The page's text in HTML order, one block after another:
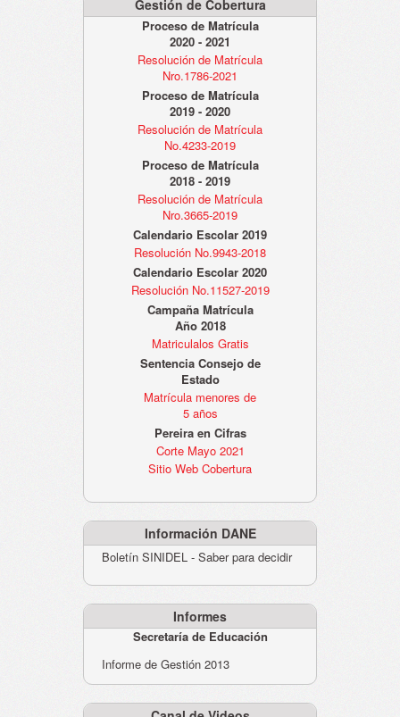
Gestión de Cobertura
Proceso de Matrícula
2020 - 2021
Resolución de Matrícula
Nro.1786-2021
Proceso de Matrícula
2019 - 2020
Resolución de Matrícula
No.4233-2019
Proceso de Matrícula
2018 - 2019
Resolución de Matrícula
Nro.3665-2019
Calendario Escolar 2019
Resolución No.9943-2018
Calendario Escolar 2020
Resolución No.11527-2019
Campaña Matrícula
Año 2018
Matriculalos Gratis
Sentencia Consejo de
Estado
Matrícula menores de
5 años
Pereira en Cifras
Corte Mayo 2021
Sitio Web Cobertura
Información DANE
Boletín SINIDEL - Saber para decidir
Informes
Secretaría de Educación
Informe de Gestión 2013